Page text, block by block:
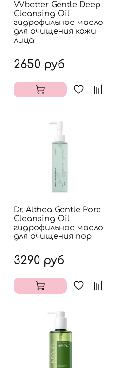
VVbetter Gentle Deep
Cleansing Oil
гидрофильное масло
для очищения кожи
лица
2650 руб
Dr. Althea Gentle Pore
Cleansing Oil
гидрофильное масло
для очищения пор
3290 руб